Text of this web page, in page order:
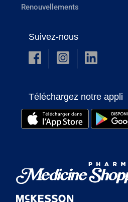
Renouvellements
Suivez-nous
Téléchargez notre appli